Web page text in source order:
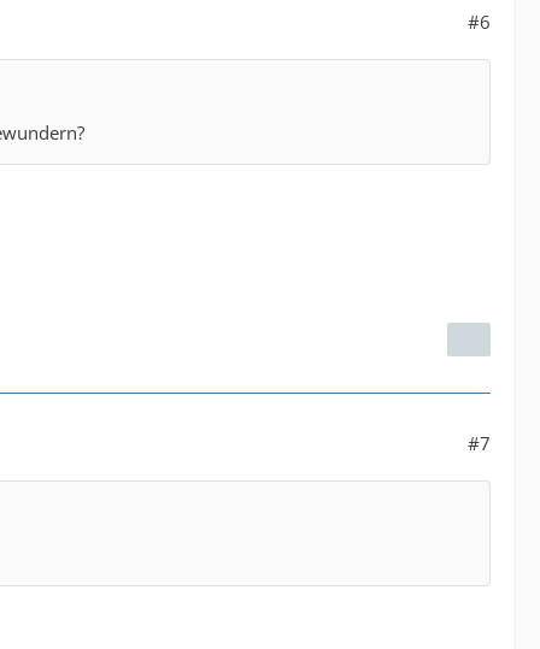
#6
#7